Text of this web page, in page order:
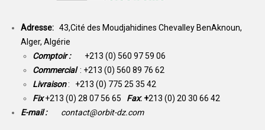
Adresse: 43,Cité des Moudjahidines Chevalley BenAknoun,
Alger, Algérie
Comptoir : +213 (0) 560 97 59 06
Commercial : +213 (0) 560 89 76 62
Livraison: +213 (0) 775 25 35 42
Fix +213 (0) 28 07 56 65 Fax: +213 (0) 20 30 66 42
E-mail :
contact@orbit-dz.com